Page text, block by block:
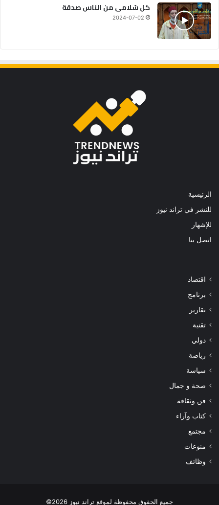
كل سُلامى من الناس صدقة
2024-07-02
الرئيسية
للنشر في تراند نيوز
للإشهار
اتصل بنا
اقتصاد
برنامج
تقارير
تقنية
دولي
رياضة
سياسة
صحة و جمال
فن وثقافة
كتاب وآراء
مجتمع
منوعات
وظائف
جميع الحقوق محفوظة لموقع تراند نيوز 2026©